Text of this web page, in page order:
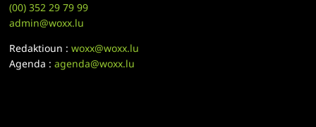
(00)352 29 79 99
admin@woxx.lu
Redaktioun :woxx@woxx.lu
Agenda :agenda@woxx.lu